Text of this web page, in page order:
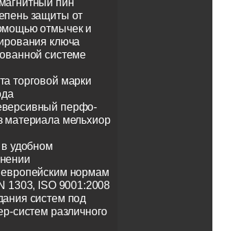
пин
защиты от
отмычек и
ключа
системе
торговой марки
перфо-
материала мельхиор
удобном
нормам
1303, ISO 9001:2008
систем под
систем различного